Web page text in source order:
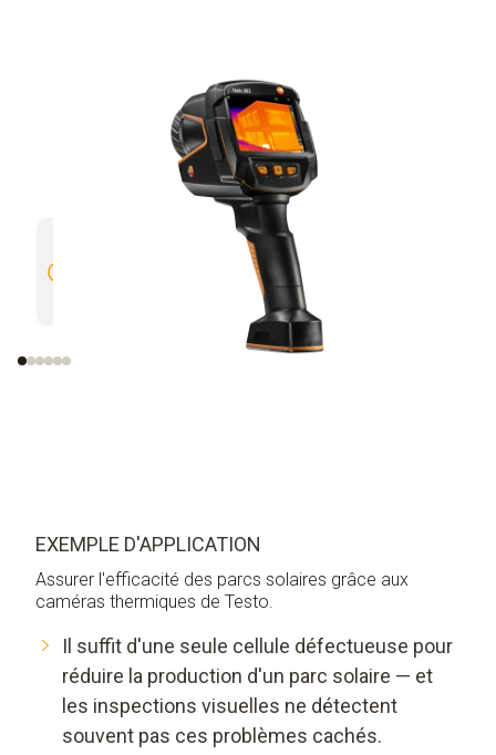
Haute résolution de 320 x 240
pixels, améliorée à 640 x 480 pixels
avec testo SuperResolution
EXEMPLE D'APPLICATION
Assurer l'efficacité des parcs solaires grâce aux
caméras thermiques de Testo.
Il suffit d'une seule cellule défectueuse pour
réduire la production d'un parc solaire — et
les inspections visuelles ne détectent
souvent pas ces problèmes cachés.